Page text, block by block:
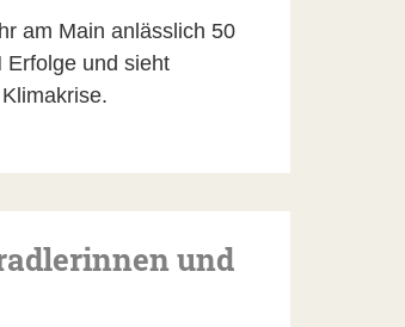
am Main anlässlich 50
Erfolge und sieht
und